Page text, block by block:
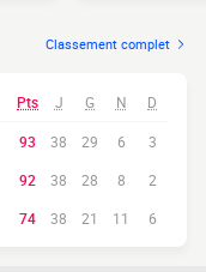
Classement complet
Pts J G N D
93 38 29 6
3
92 38 28 8
2
74 38 21 11 6